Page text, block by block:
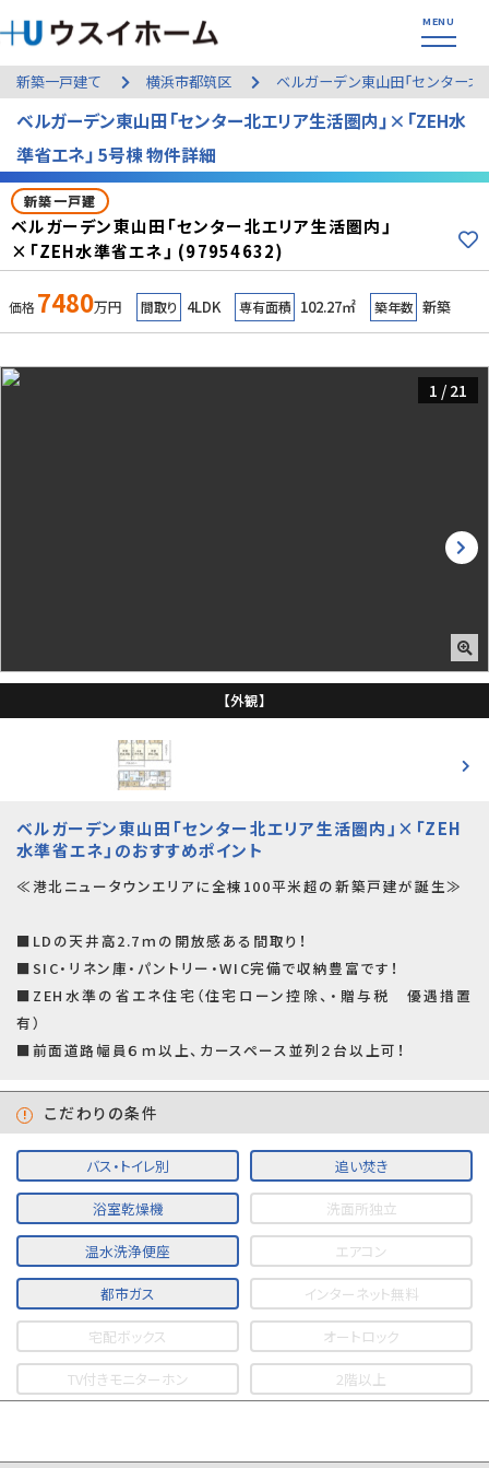
新築一戸建て 横浜市都筑区 ベルガーデン東山田「センター
ベルガーデン東山田「センター北エリア生活圏内」×「ZEH水
準省エネ」 5号棟 物件詳細
新築一戸建
ベルガーデン東山田「センター北エリア生活圏内」
×「ZEH水準省エネ」 (97954632)
価格 7480万円 間取り 4LDK 専有面積 102.27㎡ 築年数 新築
【外観】
1 / 21
ベルガーデン東山田「センター北エリア生活圏内」×「ZEH
水準省エネ」のおすすめポイント
≪港北ニュータウンエリアに全棟100平米超の新築戸建が誕生≫
■LDの天井高2.7ｍの開放感ある間取り！
■SIC・リネン庫・パントリー・WIC完備で収納豊富です！
■ZEH水準の省エネ住宅（住宅ローン控除、・贈与税 優遇措置
有）
■前面道路幅員６ｍ以上、カースペース並列２台以上可！
こだわりの条件
バス・トイレ別 追い焚き
浴室乾燥機 洗面所独立
温水洗浄便座 エアコン
都市ガス インターネット無料
宅配ボックス オートロック
TV付きモニターホン 2階以上